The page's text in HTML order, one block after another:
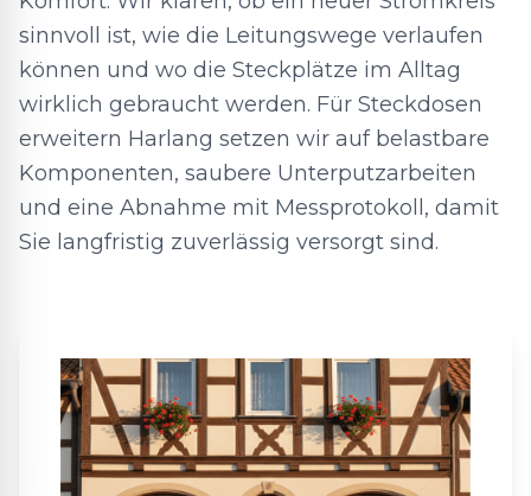
sinnvoll ist, wie die Leitungswege verlaufen
können und wo die Steckplätze im Alltag
wirklich gebraucht werden. Für Steckdosen
erweitern Harlang setzen wir auf belastbare
Komponenten, saubere Unterputzarbeiten
und eine Abnahme mit Messprotokoll, damit
Sie langfristig zuverlässig versorgt sind.